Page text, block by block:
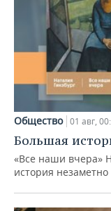
Общество 01 авг,
Большая
«Все наши вчера»
история